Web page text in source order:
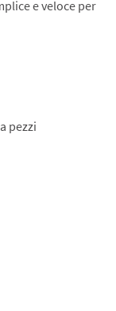
e veloce per
pezzi